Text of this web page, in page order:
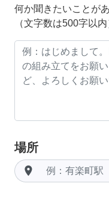
何か聞きたいことが
（文字数は500字以内
場所
room